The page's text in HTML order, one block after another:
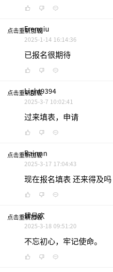
点击重新加载
Erenqiu
2025-1-14 16:14:36
已报名很期待
点击重新加载
Light9394
2025-3-7 10:02:41
过来填表，申请
点击重新加载
Rainnn
2025-3-17 17:04:43
现在报名填表 还来得及吗
点击重新加载
肆月欢ㅤ
2025-3-18 09:51:20
不忘初心，牢记使命。